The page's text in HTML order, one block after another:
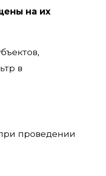
на их
в
проведении